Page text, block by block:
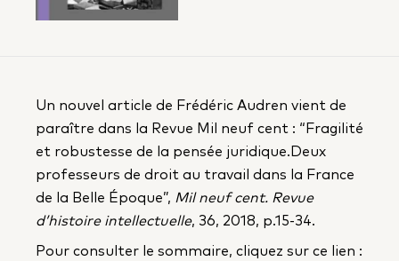
Un nouvel article de Frédéric Audren vient de
paraître dans la Revue Mil neuf cent : “Fragilité
et robustesse de la pensée juridique.Deux
professeurs de droit au travail dans la France
de la Belle Époque”, Mil neuf cent. Revue
d’histoire intellectuelle, 36, 2018, p.15-34.
Pour consulter le sommaire, cliquez sur ce lien :